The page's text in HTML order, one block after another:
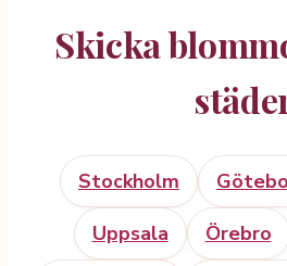
Skicka
Stockholm
Uppsala
Örebro